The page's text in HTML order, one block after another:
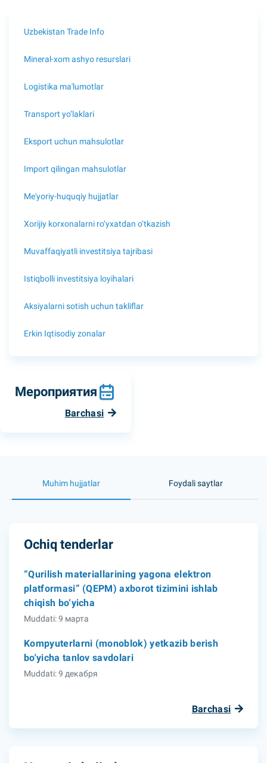
Uzbekistan Trade Info
Mineral-xom ashyo resurslari
Logistika ma'lumotlar
Transport yo‘laklari
Eksport uchun mahsulotlar
Import qilingan mahsulotlar
Me'yoriy-huquqiy hujjatlar
Xorijiy korxonalarni ro‘yxatdan o‘tkazish
Muvaffaqiyatli investitsiya tajribasi
Istiqbolli investitsiya loyihalari
Aksiyalarni sotish uchun takliflar
Erkin Iqtisodiy zonalar
Мероприятия
Barchasi
Muhim hujjatlar Foydali saytlar
Ochiq tenderlar
“Qurilish materiallarining yagona elektron
platformasi” (QEPM) axborot tizimini ishlab
chiqish bo‘yicha
Muddati: 9 марта
Kompyuterlarni (monoblok) yetkazib berish
bo'yicha tanlov savdolari
Muddati: 9 декабря
Barchasi